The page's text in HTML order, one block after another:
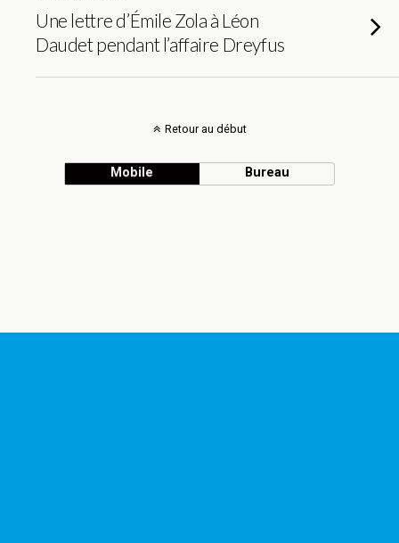
Une lettre d’Émile Zola à Léon
Daudet pendant l’affaire Dreyfus
Retour au début
Mobile Bureau